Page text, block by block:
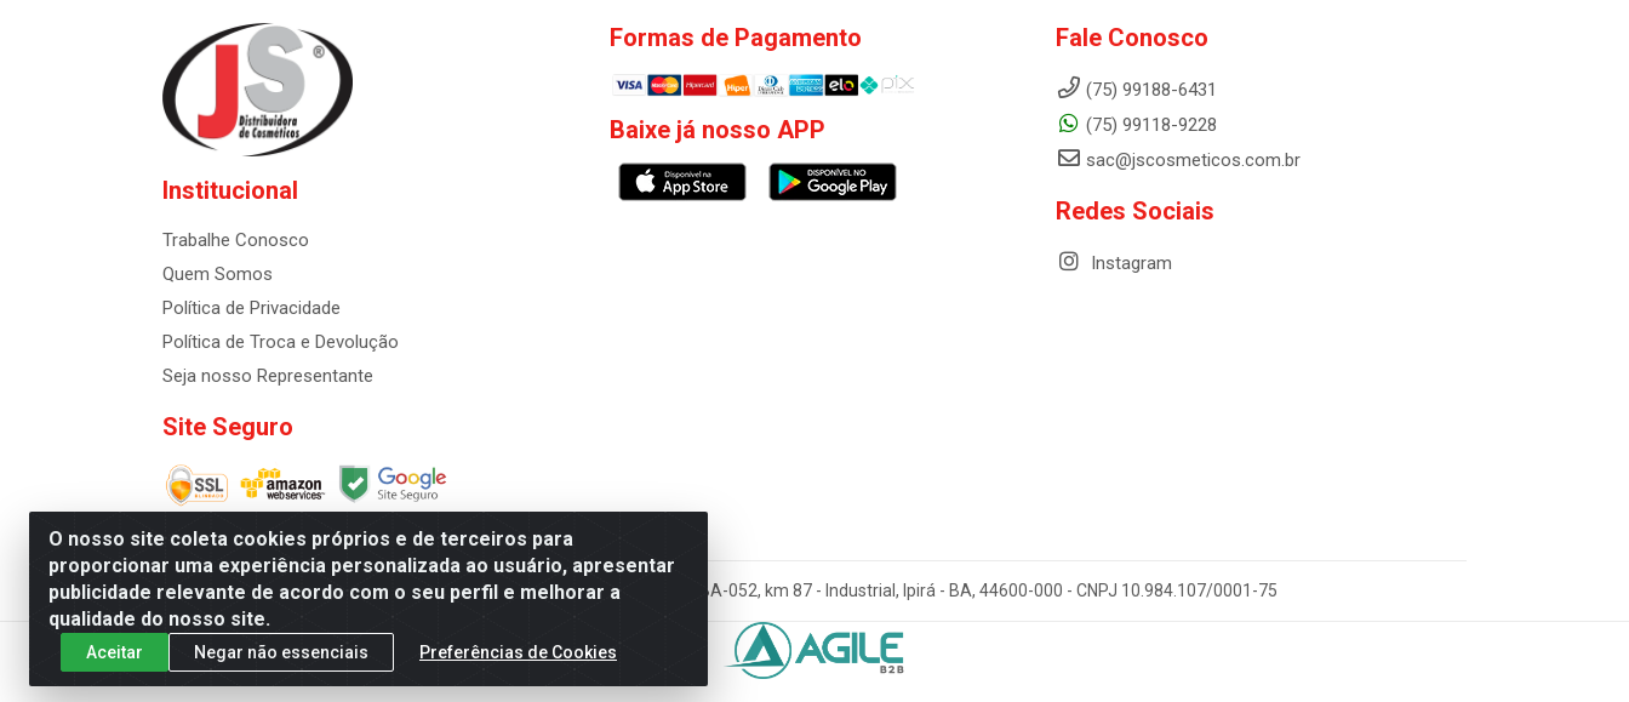
O nosso site coleta cookies próprios e de terceiros para
proporcionar uma experiência personalizada ao usuário, apresentar
publicidade relevante de acordo com o seu perfil e melhorar a
qualidade do nosso site.
Aceitar Negar não essenciais Preferências de Cookies
Institucional
Trabalhe Conosco
Quem Somos
Política de Privacidade
Política de Troca e Devolução
Seja nosso Representante
Site Seguro
Formas de Pagamento
Baixe já nosso APP
Fale Conosco
(75) 99188-6431
(75) 99118-9228
sac@jscosmeticos.com.br
Redes Sociais
Instagram
Distribuidora de Cosméticos Antoneto LTDA - BA-052, km 87 - Industrial, Ipirá - BA, 44600-000 - CNPJ 10.984.107/0001-75